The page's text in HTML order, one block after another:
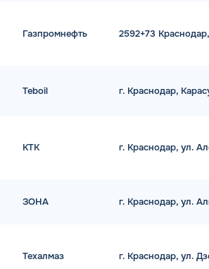
Газпромнефть 2592+73
Teboil г. Краснодар,
КТК г. Краснодар, ул.
ЗОНА г. Краснодар, ул.
Техалмаз г. Краснодар, ул.